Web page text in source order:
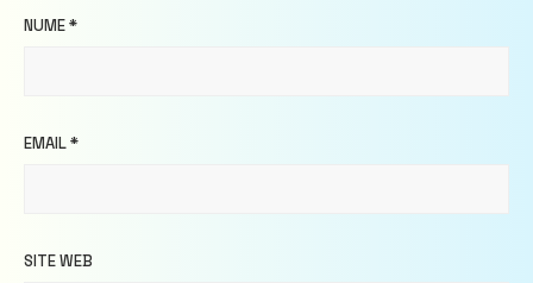
NUME*
EMAIL*
SITE WEB